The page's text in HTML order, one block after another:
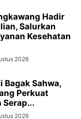
Hadir
Salurkan
Kesehatan
2026
Sahwa,
Perkuat
2026